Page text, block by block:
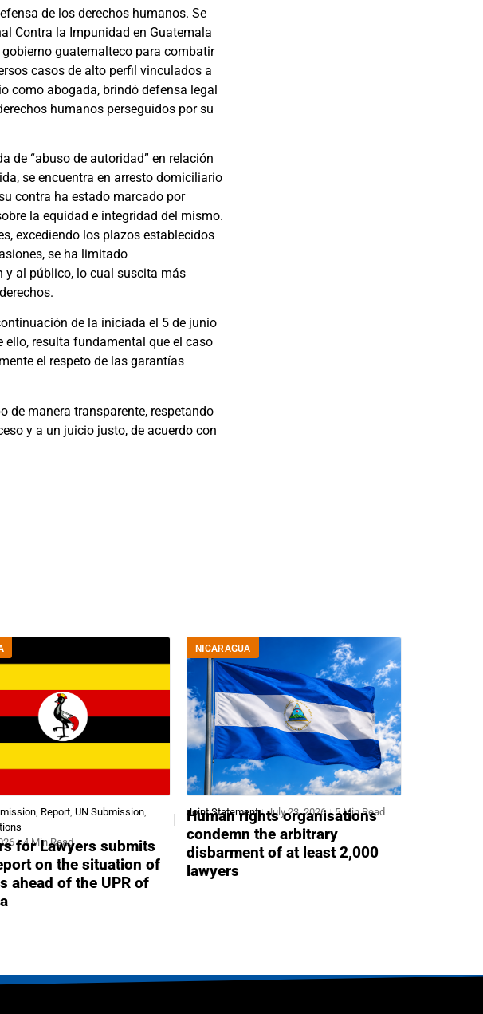
de los derechos humanos. Se
Contra la Impunidad en Guatemala
guatemalteco para combatir
casos de alto perfil vinculados a
como abogada, brindó defensa legal
humanos perseguidos por su
de “abuso de autoridad” en relación
se encuentra en arresto domiciliario
contra ha estado marcado por
la equidad e integridad del mismo.
excediendo los plazos establecidos
se ha limitado
y al público, lo cual suscita más
de la iniciada el 5 de junio
ello, resulta fundamental que el caso
el respeto de las garantías
de manera transparente, respetando
y a un juicio justo, de acuerdo con
, Report, UN Submission,
4 Min Read
for Lawyers submits
on the situation of
ahead of the UPR of
NICARAGUA
Joint Statement July 23, 2026 5 Min Read
Human rights organisations
condemn the arbitrary
disbarment of at least 2,000
lawyers